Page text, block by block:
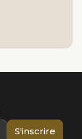
S'inscrire